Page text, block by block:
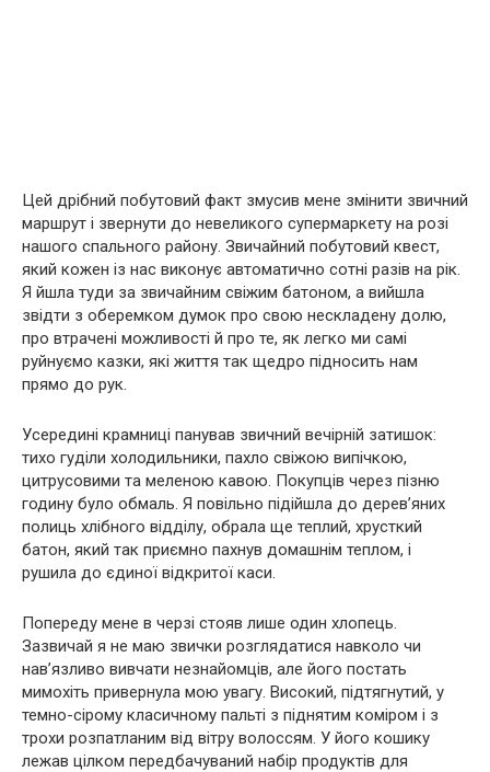
Цей дрібний побутовий факт змусив мене змінити звичний
маршрут і звернути до невеликого супермаркету на розі
нашого спального району. Звичайний побутовий квест,
який кожен із нас виконує автоматично сотні разів на рік.
Я йшла туди за звичайним свіжим батоном, а вийшла
звідти з оберемком думок про свою нескладену долю,
про втрачені можливості й про те, як легко ми самі
руйнуємо казки, які життя так щедро підносить нам
прямо до рук.
Усередині крамниці панував звичний вечірній затишок:
тихо гуділи холодильники, пахло свіжою випічкою,
цитрусовими та меленою кавою. Покупців через пізню
годину було обмаль. Я повільно підійшла до дерев’яних
полиць хлібного відділу, обрала ще теплий, хрусткий
батон, який так приємно пахнув домашнім теплом, і
рушила до єдиної відкритої каси.
Попереду мене в черзі стояв лише один хлопець.
Зазвичай я не маю звички розглядатися навколо чи
нав’язливо вивчати незнайомців, але його постать
мимохіть привернула мою увагу. Високий, підтягнутий, у
темно-сірому класичному пальті з піднятим коміром і з
трохи розпатланим від вітру волоссям. У його кошику
лежав цілком передбачуваний набір продуктів для